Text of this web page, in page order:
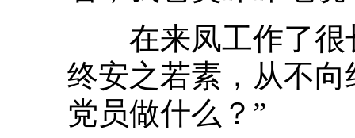
在来凤工作了很
终安之若素，从不
党员做什么？”